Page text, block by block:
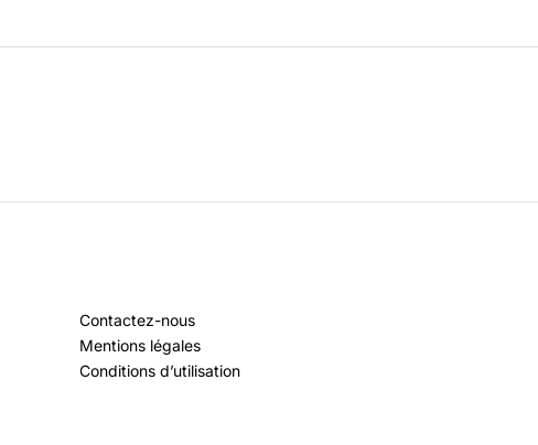
Contactez-nous
Mentions légales
Conditions d’utilisation